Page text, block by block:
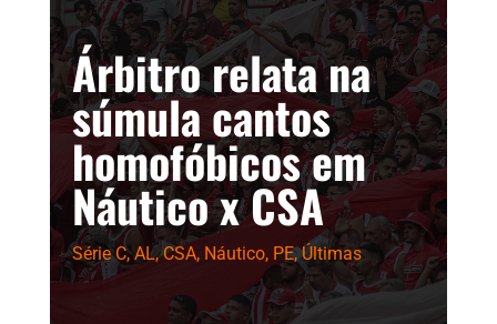
Árbitro relata na
súmula cantos
homofóbicos em
Náutico x CSA
Série C,AL,CSA, Náutico, PE,Últimas